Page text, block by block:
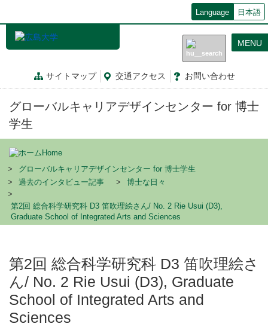
Language 日本語
サイトマップ 交通アクセス お問い合わせ
MENU
グローバルキャリアデザインセンター for 博士
学生
Home
グローバルキャリアデザインセンター for 博士学生
過去のインタビュー記事
博士な日々
第2回 総合科学研究科 D3 笛吹理絵さん/ No. 2 Rie Usui (D3),
Graduate School of Integrated Arts and Sciences
第2回 総合科学研究科 D3 笛吹理絵さ
ん/ No. 2 Rie Usui (D3), Graduate
School of Integrated Arts and
Sciences